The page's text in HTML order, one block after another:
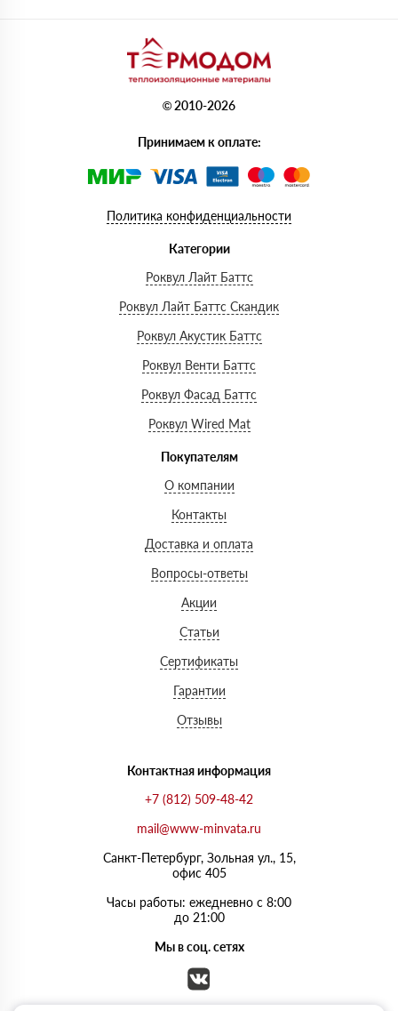
© 2010-2026
Принимаем к оплате:
Политика конфиденциальности
Категории
Роквул Лайт Баттс
Роквул Лайт Баттс Скандик
Роквул Акустик Баттс
Роквул Венти Баттс
Роквул Фасад Баттс
Роквул Wired Mat
Покупателям
О компании
Контакты
Доставка и оплата
Вопросы-ответы
Акции
Статьи
Сертификаты
Гарантии
Отзывы
Контактная информация
+7 (812) 509-48-42
mail@www-minvata.ru
Санкт-Петербург, Зольная ул., 15,
офис 405
Часы работы: ежедневно с 8:00
до 21:00
Мы в соц. сетях